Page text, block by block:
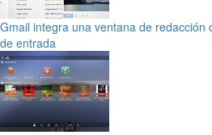
Gmail integra una ventana de redacción
de entrada